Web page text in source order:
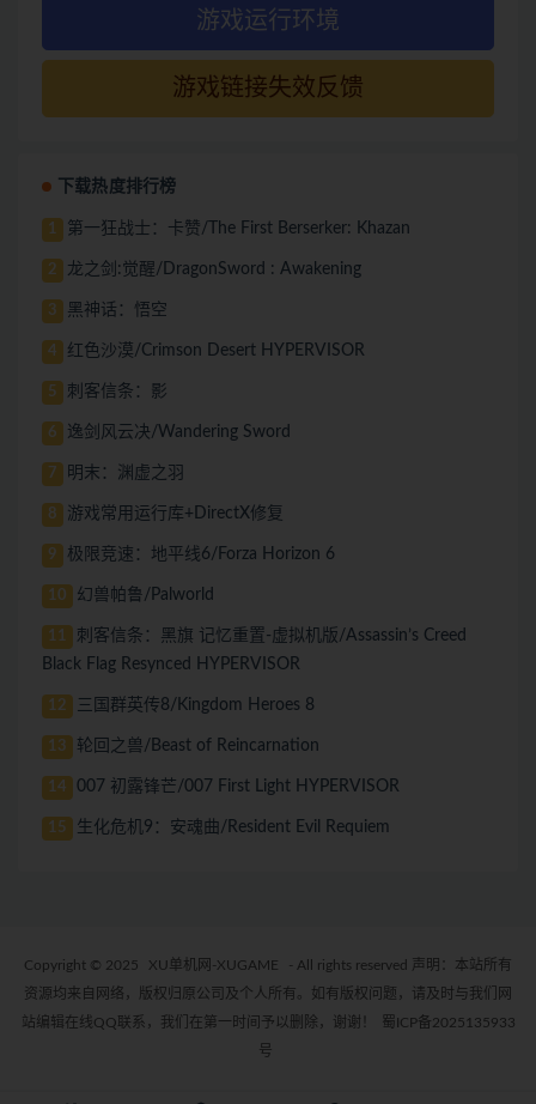
游戏运行环境
游戏链接失效反馈
下载热度排行榜
1 第一狂战士：卡赞/The First Berserker: Khazan
2 龙之剑:觉醒/DragonSword : Awakening
3 黑神话：悟空
4 红色沙漠/Crimson Desert HYPERVISOR
5 刺客信条：影
6 逸剑风云决/Wandering Sword
7 明末：渊虚之羽
8 游戏常用运行库+DirectX修复
9 极限竞速：地平线6/Forza Horizon 6
10 幻兽帕鲁/Palworld
11
刺客信条：黑旗 记忆重置-虚拟机版/Assassin’s Creed
Black Flag Resynced HYPERVISOR
12 三国群英传8/Kingdom Heroes 8
13 轮回之兽/Beast of Reincarnation
14 007 初露锋芒/007 First Light HYPERVISOR
15 生化危机9：安魂曲/Resident Evil Requiem
Copyright © 2025 XU单机网-XUGAME
- All rights reserved 声明：本站所有
资源均来自网络，版权归原公司及个人所有。如有版权问题，请及时与我们网
站编辑在线QQ联系，我们在第一时间予以删除，谢谢！
蜀ICP备2025135933
号